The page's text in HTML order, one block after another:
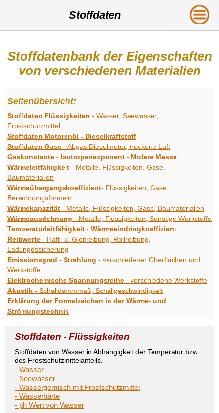
Stoffdaten
Stoffdatenbank der Eigenschaften
von verschiedenen Materialien
Seitenübersicht:
Stoffdaten Flüssigkeiten - Wasser, Seewasser,
Frostschutzmittel
Stoffdaten Motorenöl - Dieselkraftstoff
Stoffdaten Gase - Abgas Dieselmotor, trockene Luft
Gaskonstante - Isotropenexponent - Molare Masse
Wärmeleitfähigkeit - Metalle, Flüssigkeiten, Gase,
Baumaterialien
Wärmeübergangskoeffizient- Flüssigkeiten, Gase,
Berechnungsformeln
Wärmekapazität - Metalle, Flüssigkeiten, Gase, Baumaterialien
Wärmeausdehnung - Metalle, Flüssigkeiten, Sonstige Werkstoffe
Temperaturleitfähigkeit - Wärmeeindringkoeffizient
Reibwerte - Haft- u. Gleitreibung, Rollreibung,
Ladungdssicherung
Emissionsgrad - Strahlung - verschiedener Oberflächen und
Werkstoffe
Elektrochemische Spannungsreihe - verschiedene Werkstoffe
Akustik - Schalldämmmaß, Schallgeschwindigkeit
Erklärung der Formelzeichen in der Wärme- und
Strömungstechnik
Stoffdaten - Flüssigkeiten
Stoffdaten von Wasser in Abhängigkeit der Temperatur bzw.
des Frostschutzmittelanteils.
- Wasser
- Seewasser
- Wassergemisch mit Frostschutzmittel
- Wasserhärte
- ph Wert von Wasser